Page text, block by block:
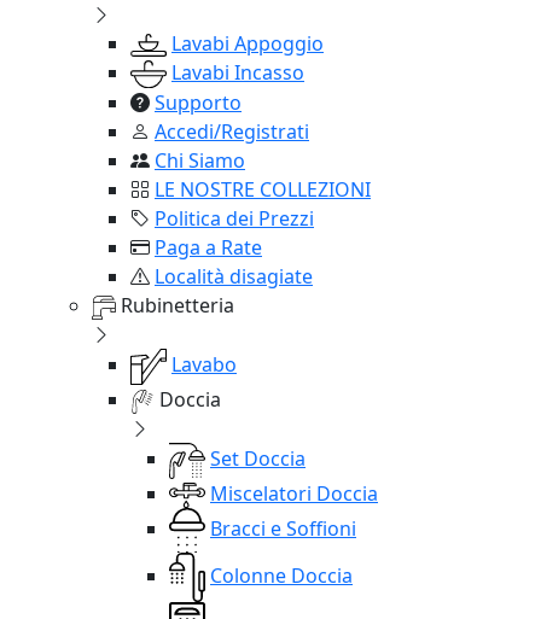
Lavabi Appoggio
Lavabi Incasso
Supporto
Accedi/Registrati
Chi Siamo
LE NOSTRE COLLEZIONI
Politica dei Prezzi
Paga a Rate
Località disagiate
Rubinetteria
Lavabo
Doccia
Set Doccia
Miscelatori Doccia
Bracci e Soffioni
Colonne Doccia